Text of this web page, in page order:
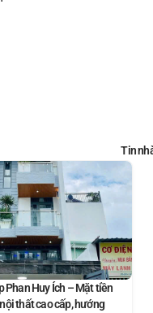
Tin
Phan Huy Ích – Mặt tiền
thất cao cấp, hướng